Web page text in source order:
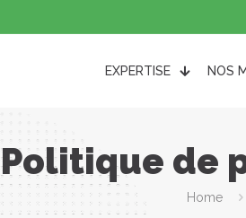
EXPERTISE NOS
Politique de
Home